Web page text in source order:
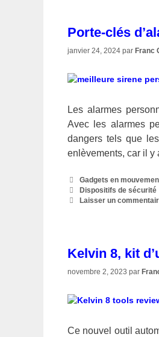
Porte-clés
janvier 24, 2024 par Franc
Les alarmes
Avec les alarmes
dangers tels que
enlèvements, car il
Catégories
Gadgets en
Étiquettes
Dispositifs de sécurité
Laisser un
Kelvin 8, kit
novembre 2, 2023 par
Ce nouvel outil